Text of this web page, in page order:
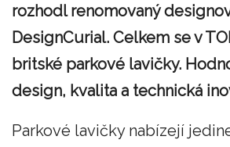
rozhodl renomovaný
DesignCurial. Celkem se v
britské parkové lavičky.
design, kvalita a technická
Parkové lavičky nabízejí